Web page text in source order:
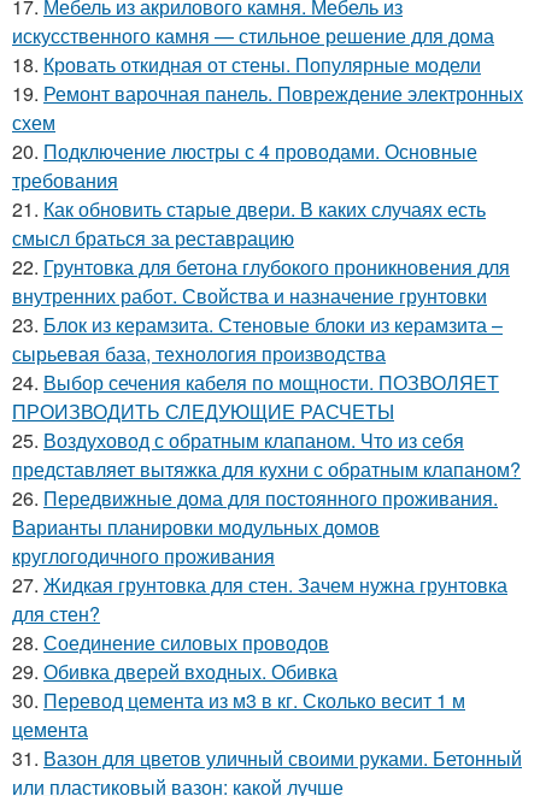
17. Мебель из акрилового камня. Мебель из
искусственного камня — стильное решение для дома
18. Кровать откидная от стены. Популярные модели
19. Ремонт варочная панель. Повреждение электронных
схем
20. Подключение люстры с 4 проводами. Основные
требования
21. Как обновить старые двери. В каких случаях есть
смысл браться за реставрацию
22. Грунтовка для бетона глубокого проникновения для
внутренних работ. Свойства и назначение грунтовки
23. Блок из керамзита. Стеновые блоки из керамзита –
сырьевая база, технология производства
24. Выбор сечения кабеля по мощности. ПОЗВОЛЯЕТ
ПРОИЗВОДИТЬ СЛЕДУЮЩИЕ РАСЧЕТЫ
25. Воздуховод с обратным клапаном. Что из себя
представляет вытяжка для кухни с обратным клапаном?
26. Передвижные дома для постоянного проживания.
Варианты планировки модульных домов
круглогодичного проживания
27. Жидкая грунтовка для стен. Зачем нужна грунтовка
для стен?
28. Соединение силовых проводов
29. Обивка дверей входных. Обивка
30. Перевод цемента из м3 в кг. Сколько весит 1 м
цемента
31. Вазон для цветов уличный своими руками. Бетонный
или пластиковый вазон: какой лучше